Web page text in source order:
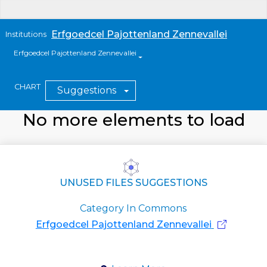
Institutions Erfgoedcel Pajottenland Zennevallei
Erfgoedcel Pajottenland Zennevallei
CHART Suggestions
No more elements to load
UNUSED FILES SUGGESTIONS
Category In Commons
Erfgoedcel Pajottenland Zennevallei